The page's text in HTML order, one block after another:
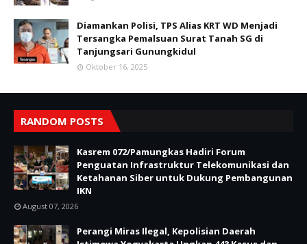
Diamankan Polisi, TPS Alias KRT WD Menjadi
Tersangka Pemalsuan Surat Tanah SG di
Tanjungsari Gunungkidul
Oktober 16, 2025
RANDOM POSTS
Kasrem 072/Pamungkas Hadiri Forum
Penguatan Infrastruktur Telekomunikasi dan
Ketahanan Siber untuk Dukung Pembangunan
IKN
August 07, 2026
Perangi Miras Ilegal, Kepolisian Daerah